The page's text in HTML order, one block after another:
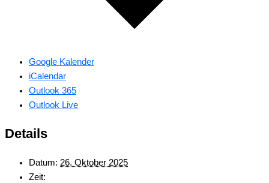
Google Kalender
iCalendar
Outlook 365
Outlook Live
Details
Datum: 26. Oktober 2025
Zeit: